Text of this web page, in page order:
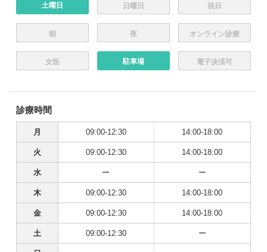
土曜日 日曜日 祝日
朝 夜 オンライン診療
女医 駐車場 電子決済可
診療時間
月 09:00-12:30 14:00-18:00
火 09:00-12:30 14:00-18:00
水 ー ー
木 09:00-12:30 14:00-18:00
金 09:00-12:30 14:00-18:00
土 09:00-12:30 ー